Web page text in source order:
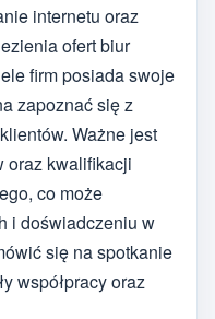
internetu oraz
ofert biur
firm posiada swoje
zapoznać się z
Ważne jest
oraz kwalifikacji
co może
i doświadczeniu w
się na spotkanie
współpracy oraz